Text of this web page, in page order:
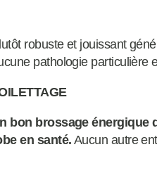
robuste et jouissant
pathologie particulière
bon brossage énergique
en santé. Aucun autre